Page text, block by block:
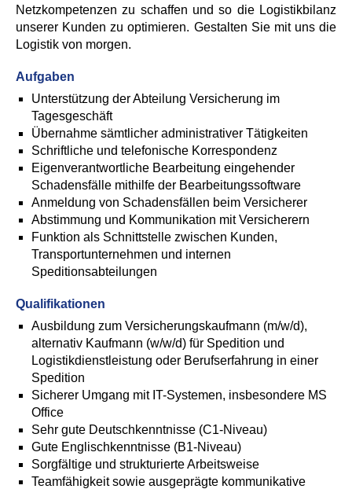
Netzkompetenzen zu schaffen und so die Logistikbilanz
unserer Kunden zu optimieren. Gestalten Sie mit uns die
Logistik von morgen.
Aufgaben
Unterstützung der Abteilung Versicherung im
Tagesgeschäft
Übernahme sämtlicher administrativer Tätigkeiten
Schriftliche und telefonische Korrespondenz
Eigenverantwortliche Bearbeitung eingehender
Schadensfälle mithilfe der Bearbeitungssoftware
Anmeldung von Schadensfällen beim Versicherer
Abstimmung und Kommunikation mit Versicherern
Funktion als Schnittstelle zwischen Kunden,
Transportunternehmen und internen
Speditionsabteilungen
Qualifikationen
Ausbildung zum Versicherungskaufmann (m/w/d),
alternativ Kaufmann (w/w/d) für Spedition und
Logistikdienstleistung oder Berufserfahrung in einer
Spedition
Sicherer Umgang mit IT-Systemen, insbesondere MS
Office
Sehr gute Deutschkenntnisse (C1-Niveau)
Gute Englischkenntnisse (B1-Niveau)
Sorgfältige und strukturierte Arbeitsweise
Teamfähigkeit sowie ausgeprägte kommunikative